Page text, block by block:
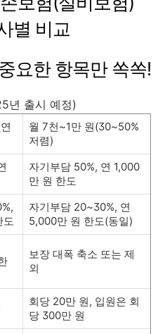
별 비교
요한 항목만 쏙쏙!
년 출시 예정)
월 7천~1만 원(30~50%
저렴)
자기부담 50%, 연 1,000
만 원 한도
도
자기부담 20~30%, 연
5,000만 원 한도(동일)
보장 대폭 축소 또는 제
외
회당 20만 원, 입원은 회
당 300만 원